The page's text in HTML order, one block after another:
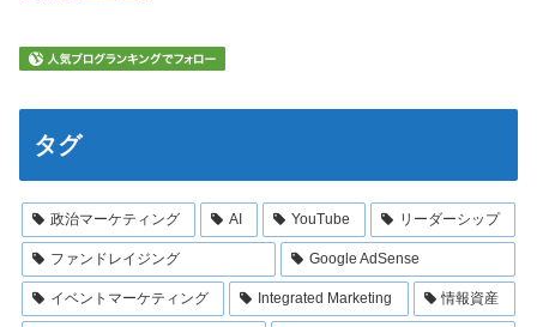
タグ
政治マーケティング AI YouTube リーダーシップ
ファンドレイジング Google AdSense
イベントマーケティング Integrated Marketing 情報資産